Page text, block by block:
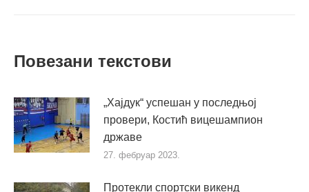
Повезани текстови
„Хајдук“ успешан у последњој
провери, Костић вицешампион
државе
27. фебруар 2023.
Протекли спортски викенд